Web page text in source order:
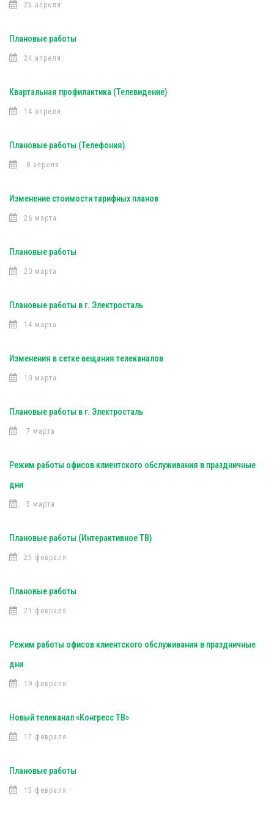
25 апреля
Плановые работы
24 апреля
Квартальная профилактика (Телевидение)
14 апреля
Плановые работы (Телефония)
8 апреля
Изменение стоимости тарифных планов
26 марта
Плановые работы
20 марта
Плановые работы в г. Электросталь
14 марта
Изменения в сетке вещания телеканалов
10 марта
Плановые работы в г. Электросталь
7 марта
Режим работы офисов клиентского обслуживания в праздничные
дни
5 марта
Плановые работы (Интерактивное ТВ)
25 февраля
Плановые работы
21 февраля
Режим работы офисов клиентского обслуживания в праздничные
дни
19 февраля
Новый телеканал «Конгресс ТВ»
17 февраля
Плановые работы
13 февраля